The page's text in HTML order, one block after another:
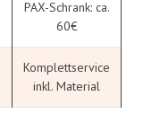
PAX-Schrank: ca.
60€
Komplettservice
inkl. Material